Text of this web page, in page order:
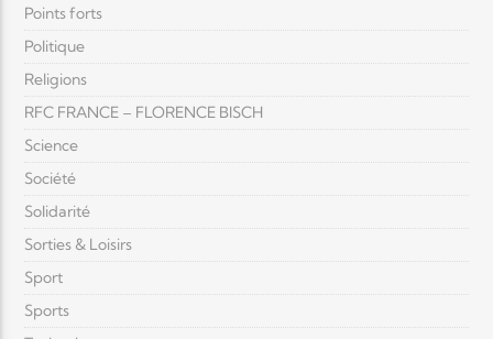
Points forts
Politique
Religions
RFC FRANCE – FLORENCE BISCH
Science
Société
Solidarité
Sorties & Loisirs
Sport
Sports